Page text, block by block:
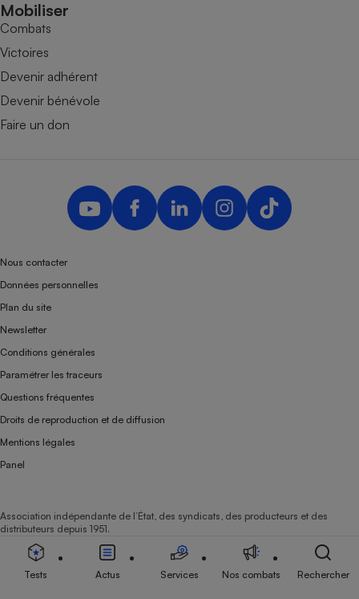
Mobiliser
Combats
Victoires
Devenir adhérent
Devenir bénévole
Faire un don
Nous contacter
Données personnelles
Plan du site
Newsletter
Conditions générales
Paramétrer les traceurs
Questions fréquentes
Droits de reproduction et de diffusion
Mentions légales
Panel
Association indépendante de l’État, des syndicats, des producteurs et des
distributeurs depuis 1951.
Tests Actus Services Nos combats Rechercher